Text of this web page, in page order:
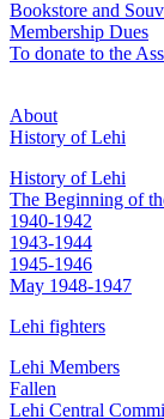
Bookstore and
Membership Dues
To donate to the
About
History of Lehi
History of Lehi
The Beginning of
1940-1942
1943-1944
1945-1946
May 1948-1947
Lehi fighters
Lehi Members
Fallen
Lehi Central